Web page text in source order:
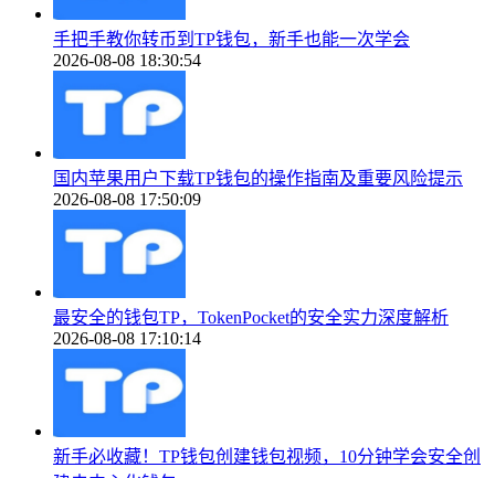
手把手教你转币到TP钱包，新手也能一次学会
2026-08-08 18:30:54
国内苹果用户下载TP钱包的操作指南及重要风险提示
2026-08-08 17:50:09
最安全的钱包TP，TokenPocket的安全实力深度解析
2026-08-08 17:10:14
新手必收藏！TP钱包创建钱包视频，10分钟学会安全创